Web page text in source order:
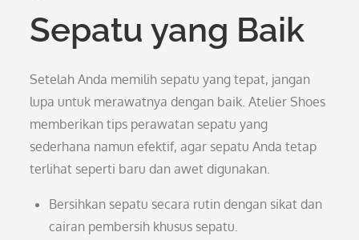
Sepatu yang Baik
Setelah Anda memilih sepatu yang tepat, jangan
lupa untuk merawatnya dengan baik. Atelier Shoes
memberikan tips perawatan sepatu yang
sederhana namun efektif, agar sepatu Anda tetap
terlihat seperti baru dan awet digunakan.
Bersihkan sepatu secara rutin dengan sikat dan
cairan pembersih khusus sepatu.